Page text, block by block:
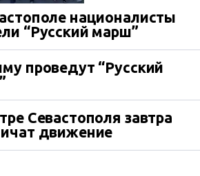
националисты
“Русский марш”
проведут “Русский
Севастополя завтра
движение